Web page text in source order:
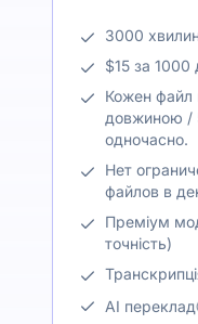
3000
$15 за 1000
Кожен файл
довжиною /
одночасно.
Нет
файлов в
Преміум
точність)
AI переклад